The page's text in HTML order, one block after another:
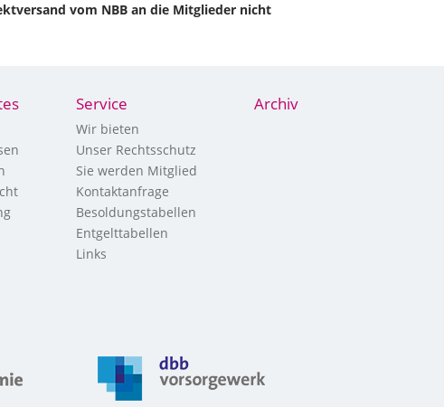
vom NBB an die Mitglieder nicht
Service
Wir bieten
Unser Rechtsschutz
Sie werden Mitglied
Kontaktanfrage
Besoldungstabellen
Entgelttabellen
Links
Archiv